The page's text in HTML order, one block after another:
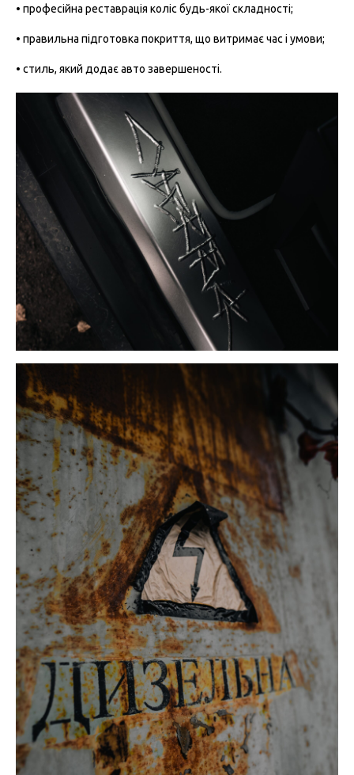
• професійна реставрація коліс будь-якої складності;
• правильна підготовка покриття, що витримає час і умови;
• стиль, який додає авто завершеності.